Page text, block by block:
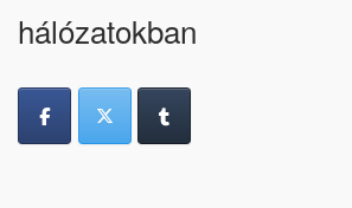
hálózatokban